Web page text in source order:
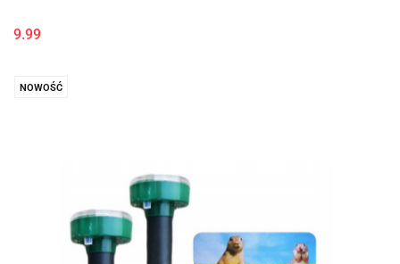
9.99
NOWOŚĆ